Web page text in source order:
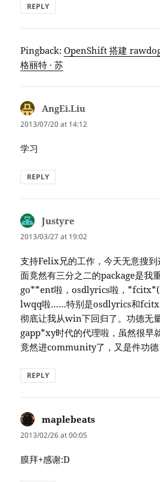
REPLY
Pingback:OpenShift 搭建
格丽特 · 苏
AngEi.Liu
2013/07/20 at 14:12
学习
REPLY
Justyre
2013/03/27 at 19:02
支持Felix兄的工作，今天无意搜
面竟然有三分之二的package是我
go**ent啦，osdlyrics啦，
lwqq啦……特别是osdlyrics和fcitx
彻底让我从win下回归了。功德无
gapp*xy时代的代理啦，虽然很早
竟然进community了，又是件功
REPLY
maplebeats
2013/02/26 at 00:05
膜拜+感谢:D